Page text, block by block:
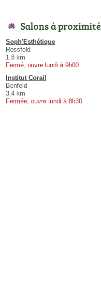
Salons à proximité
Soph'Esthétique
Rossfeld
1.8 km
Fermé, ouvre lundi à 9h00
Institut Corail
Benfeld
3.4 km
Fermée, ouvre lundi à 8h30